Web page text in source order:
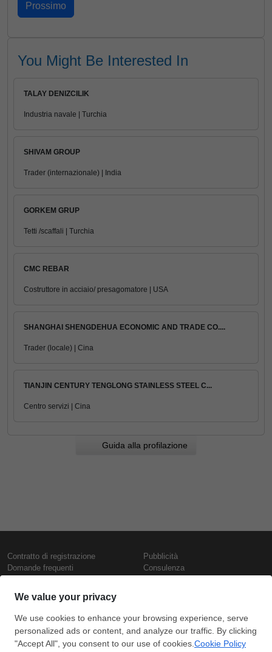
You Might Be Interested In
TALAY DENIZCILIK
Industria navale | Turchia
SHIVAM GROUP
Trader (internazionale) | India
GORKEM GRUP
Tetti /scaffali | Turchia
CMC REBAR
Costruttore in acciaio/ presagomatore | USA
SHANGHAI SHENGDEHUA ECONOMIC AND TRADE CO....
Trader (locale) | Cina
TIANJIN CENTURY TENGLONG STAINLESS STEEL C...
Centro servizi | Cina
Guida alla profilazione
Contratto di registrazione
Domande frequenti
Presentazione
Contattaci
Termini di utilizzo
Politica di riservatezza
Pubblicità
Consulenza